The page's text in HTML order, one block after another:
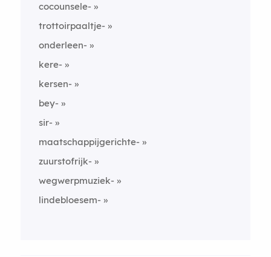
cocounsele-
trottoirpaaltje-
onderleen-
kere-
kersen-
bey-
sir-
maatschappijgerichte-
zuurstofrijk-
wegwerpmuziek-
lindebloesem-